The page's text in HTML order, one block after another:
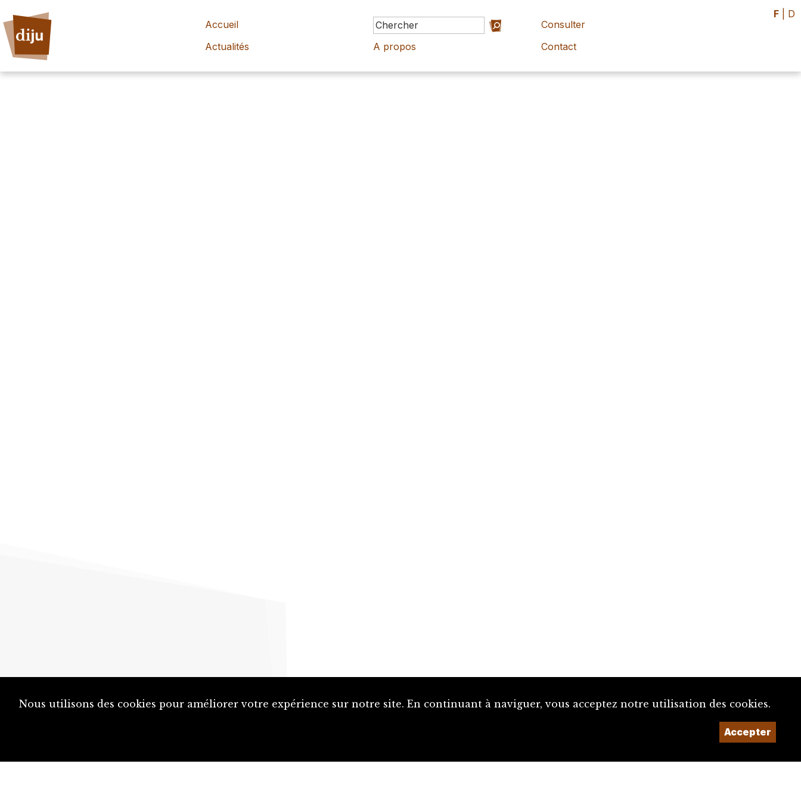
Accueil
Consulter
Actualités
A propos Contact
F D
Nous utilisons des cookies pour améliorer votre expérience sur notre site. En continuant à naviguer, vous acceptez notre utilisation des cookies.
Accepter